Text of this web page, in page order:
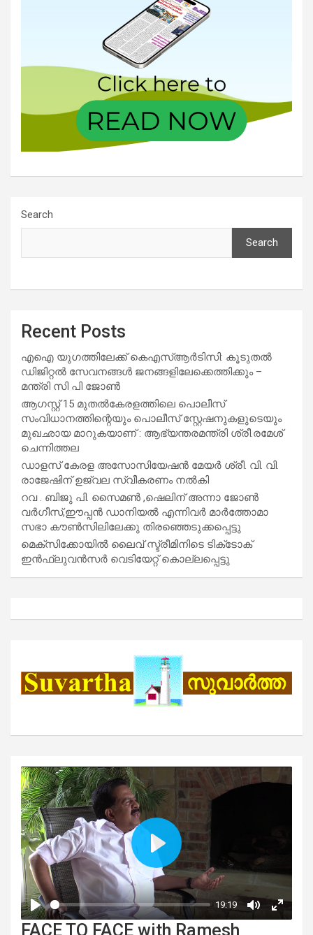
Search
Search
Recent Posts
എഐ യുഗത്തിലേക്ക് കെഎസ്ആർടിസി: കൂടുതൽ
ഡിജിറ്റൽ സേവനങ്ങൾ ജനങ്ങളിലേക്കെത്തിക്കും –
മന്ത്രി സി പി ജോൺ
ആഗസ്റ്റ് 15 മുതല്‍കേരളത്തിലെ പൊലീസ്
സംവിധാനത്തിന്റെയും പൊലീസ് സ്റ്റേഷനുകളുടെയും
മുഖഛായ മാറുകയാണ് : ആഭ്യന്തരമന്ത്രി ശ്രീ.രമേശ്
ചെന്നിത്തല
ഡാളസ് കേരള അസോസിയേഷൻ മേയർ ശ്രീ. വി. വി.
രാജേഷിന് ഉജ്വല സ്വീകരണം നൽകി
റവ . ബിജു പി. സൈമൺ ,ഷെലിന് അന്നാ ജോൺ
വർഗീസ്,ഈപ്പൻ ഡാനിയൽ എന്നിവർ മാർത്തോമാ
സഭാ കൗൺസിലിലേക്കു തിരഞ്ഞെടുക്കപ്പെട്ടു
മെക്സിക്കോയിൽ ലൈവ് സ്ട്രീമിനിടെ ടിക്‌ടോക്
ഇൻഫ്ലുവൻസർ വെടിയേറ്റ് കൊല്ലപ്പെട്ടു
FACE TO FACE with Ramesh